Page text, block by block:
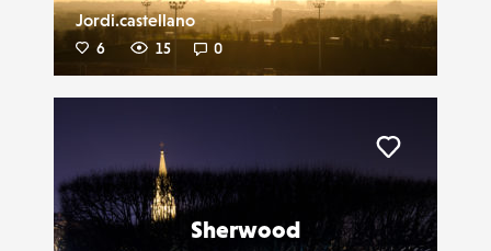
Jordi.castellano
6 15 0
Sherwood